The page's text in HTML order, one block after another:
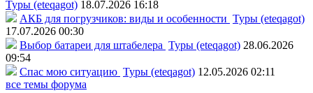
Туры (eteqagot) 18.07.2026 16:18
АКБ для погрузчиков: виды и особенности Туры (eteqagot)
17.07.2026 00:30
Выбор батареи для штабелера Туры (eteqagot) 28.06.2026
09:54
Спас мою ситуацию Туры (eteqagot) 12.05.2026 02:11
все темы форума